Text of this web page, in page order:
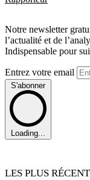
Notre newsletter
l’actualité et de
Indispensable pour
Entrez votre email
S'abonner
Loading...
LES PLUS